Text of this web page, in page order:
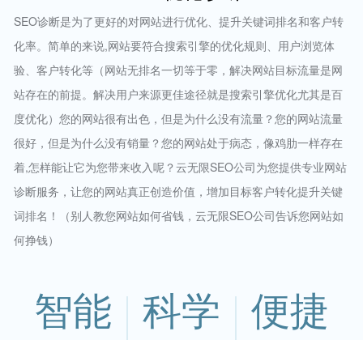
SEO诊断是为了更好的对网站进行优化、提升关键词排名和客户转
化率。简单的来说,网站要符合搜索引擎的优化规则、用户浏览体
验、客户转化等（网站无排名一切等于零，解决网站目标流量是网
站存在的前提。解决用户来源更佳途径就是搜索引擎优化尤其是百
度优化）您的网站很有出色，但是为什么没有流量？您的网站流量
很好，但是为什么没有销量？您的网站处于病态，像鸡肋一样存在
着,怎样能让它为您带来收入呢？云无限SEO公司为您提供专业网站
诊断服务，让您的网站真正创造价值，增加目标客户转化提升关键
词排名！（别人教您网站如何省钱，云无限SEO公司告诉您网站如
何挣钱）
智能 科学 便捷